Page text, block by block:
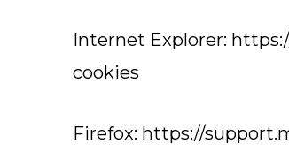
Internet Explorer:
cookies
Firefox: https://